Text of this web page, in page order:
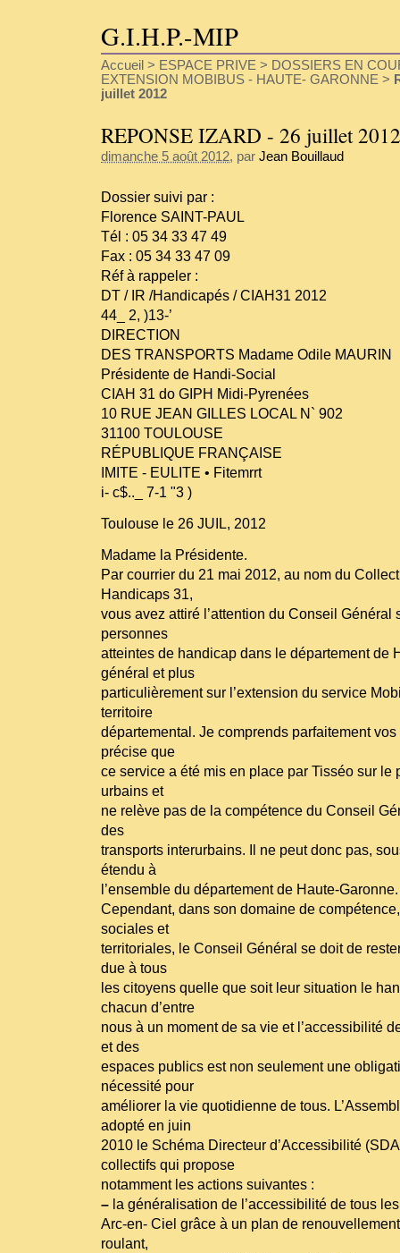
G.I.H.P.-MIP
Accueil > ESPACE PRIVE > DOSSIERS EN
EXTENSION MOBIBUS - HAUTE- GARONNE >
juillet 2012
REPONSE IZARD - 26 juillet 2012
dimanche 5 août 2012, par Jean Bouillaud
Dossier suivi par :
Florence SAINT-PAUL
Tél : 05 34 33 47 49
Fax : 05 34 33 47 09
Réf à rappeler :
DT / IR /Handicapés / CIAH31 2012
44_ 2, )13-’
DIRECTION
DES TRANSPORTS Madame Odile MAURIN
Présidente de Handi-Social
CIAH 31 do GIPH Midi-Pyrenées
10 RUE JEAN GILLES LOCAL N` 902
31100 TOULOUSE
RÉPUBLIQUE FRANÇAISE
IMITE - EULITE • Fitemrrt
i- c$.._ 7-1 "3 )
Toulouse le 26 JUIL, 2012
Madame la Présidente.
Par courrier du 21 mai 2012, au nom du
Handicaps 31,
vous avez attiré l’attention du Conseil Général
personnes
atteintes de handicap dans le département de
général et plus
particulièrement sur l’extension du service
territoire
départemental. Je comprends parfaitement
précise que
ce service a été mis en place par Tisséo sur le
urbains et
ne relève pas de la compétence du Conseil
des
transports interurbains. Il ne peut donc pas,
étendu à
l’ensemble du département de Haute-Garonne.
Cependant, dans son domaine de
sociales et
territoriales, le Conseil Général se doit de
due à tous
les citoyens quelle que soit leur situation le
chacun d’entre
nous à un moment de sa vie et l’accessibilité
et des
espaces publics est non seulement une
nécessité pour
améliorer la vie quotidienne de tous.
adopté en juin
2010 le Schéma Directeur d’Accessibilité
collectifs qui propose
notamment les actions suivantes :
– la généralisation de l’accessibilité de tous
Arc-en- Ciel grâce à un plan de
roulant,